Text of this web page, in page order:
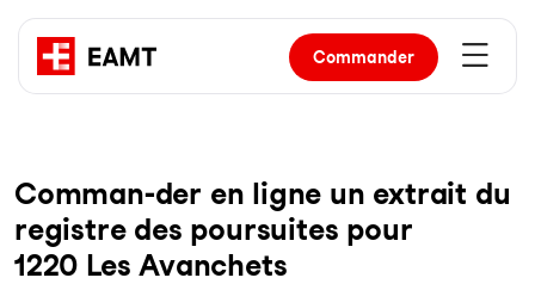
Commander
Com­man-der en li­gne un ex­trait du
re­gist­re des pour­sui­tes pour
1220 Les Avanchets